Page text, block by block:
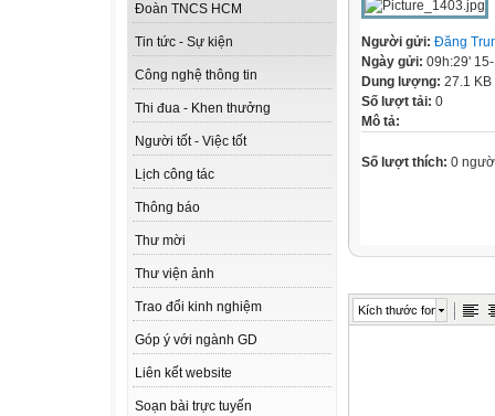
Đoàn TNCS HCM
Tin tức - Sự kiện
Công nghệ thông tin
Thi đua - Khen thưởng
Người tốt - Việc tốt
Lịch công tác
Thông báo
Thư mời
Thư viện ảnh
Trao đổi kinh nghiệm
Góp ý với ngành GD
Liên kết website
Soạn bài trực tuyến
Người gửi: Đăng
Ngày gửi: 09h:29'
Dung lượng: 27.1 KB
Số lượt tải: 0
Mô tả:
Số lượt thích: 0
Kích thước font